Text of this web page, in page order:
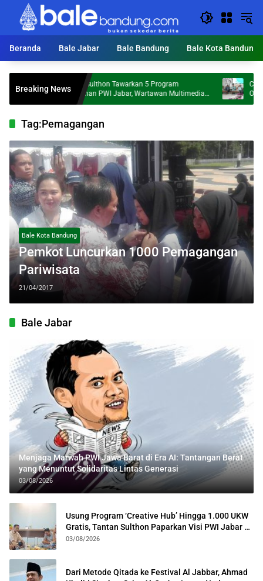
Langsung
konten
Beranda
Bale Jabar Bale Bandung Bale Kota Bandung
Breaking News
Tantan Sulthon Tawarkan 5 Program
Perubahan PWI Jabar, Wartawan Multimedia
Jadi Prioritas
Cegah
OPD Tindak
Tag:Pemagangan
Bale Kota Bandung
Pemkot Luncurkan 1000 Pemagangan
Pariwisata
21/04/2017
Bale Jabar
Menjaga Marwah PWI Jawa Barat di Era AI: Tantangan Berat
yang Menuntut Solidaritas Lintas Generasi
03/08/2026
Usung Program ‘Creative Hub’ Hingga 1.000 UKW
Gratis, Tantan Sulthon Paparkan Visi PWI Jabar di
Kota Bogor
03/08/2026
Dari Metode Qitada ke Festival Al Jabbar, Ahmad